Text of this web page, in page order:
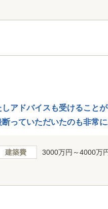
アドバイスも受けること
っていただいたのも非常
建築費 3000万円～4000万